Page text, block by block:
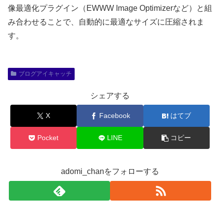
像最適化プラグイン（EWWW Image Optimizerなど）と組
み合わせることで、自動的に最適なサイズに圧縮されま
す。
ブログアイキャッチ
シェアする
X Facebook はてブ
Pocket LINE コピー
adomi_chanをフォローする